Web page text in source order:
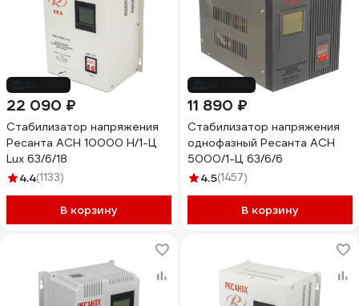
22 090 ₽
Стабилизатор напряжения
Ресанта АСН 10000 Н/1-Ц
Lux 63/6/18
4.4(1133)
В корзину
11 890 ₽
Стабилизатор напряжения
однофазный Ресанта АСН
5000/1-Ц 63/6/6
4.5(1457)
В корзину